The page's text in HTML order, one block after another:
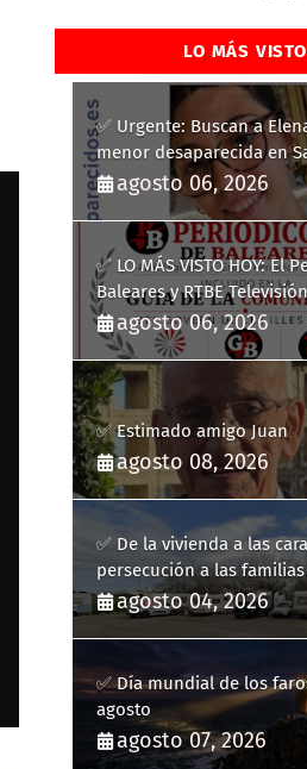
LO MÁS VISTO
✅ Urgente: Buscan a
menor desaparecida en
del Pinatar
agosto 06, 2026
✅ LO MÁS VISTO HOY: El
Baleares y RTBE
más de cinco años en la
Comunicación del
Balears
agosto 06, 2026
✅ Estimado amigo Juan
agosto 08, 2026
✅ De la vivienda a las
persecución a las
y la complicidad de un
heredado
agosto 04, 2026
✅ Día mundial de los
agosto
agosto 07, 2026